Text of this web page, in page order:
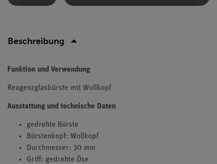
Beschreibung
Funktion und Verwendung
Reagenzglasbürste mit Wollkopf
Ausstattung und technische Daten
gedrehte Bürste
Bürstenkopf: Wollkopf
Durchmesser: 30 mm
Griff: gedrehte Öse